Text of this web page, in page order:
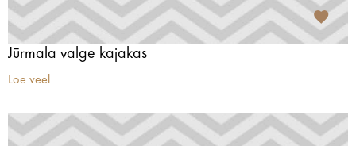
Jūrmala valge kajakas
Loe veel